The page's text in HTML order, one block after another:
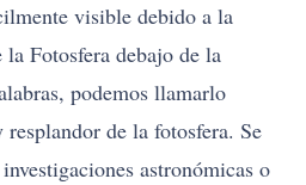
visible debido a la
Fotosfera debajo de la
podemos llamarlo
de la fotosfera. Se
astronómicas o